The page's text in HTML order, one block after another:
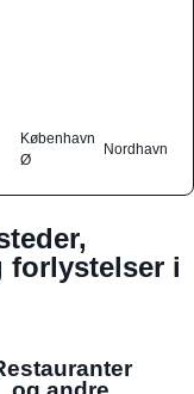
København
Ø
Nordhavn
forlystelser i